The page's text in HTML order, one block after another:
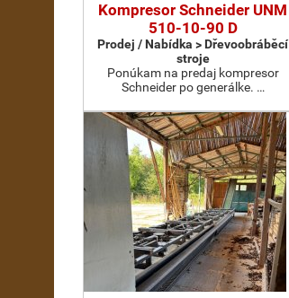
Kompresor Schneider UNM
510-10-90 D
Prodej / Nabídka > Dřevoobráběcí
stroje
Ponúkam na predaj kompresor
Schneider po generálke. …